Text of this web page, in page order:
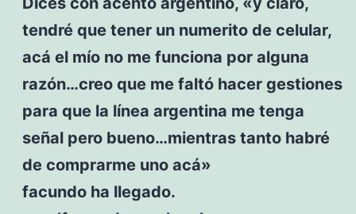
tendré que tener un numerito de celular,
acá el mío no me funciona por alguna
razón…creo que me faltó hacer gestiones
para que la línea argentina me tenga
señal pero bueno…mientras tanto habré
de comprarme uno acá»
facundo ha llegado.